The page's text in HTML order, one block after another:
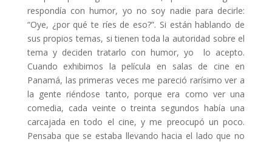
respondía con humor, yo no soy nadie para decirle:
“Oye, ¿por qué te ríes de eso?”. Si están hablando de
sus propios temas, si tienen toda la autoridad sobre el
tema y deciden tratarlo con humor, yo lo acepto.
Cuando exhibimos la película en salas de cine en
Panamá, las primeras veces me pareció rarísimo ver a
la gente riéndose tanto, porque era como ver una
comedia, cada veinte o treinta segundos había una
carcajada en todo el cine, y me preocupó un poco.
Pensaba que se estaba llevando hacia el lado que no